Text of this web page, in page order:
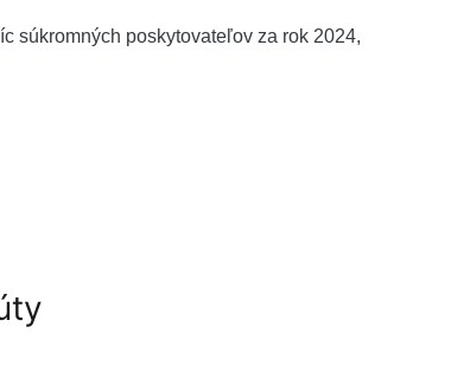
súkromných poskytovateľov za rok 2024,